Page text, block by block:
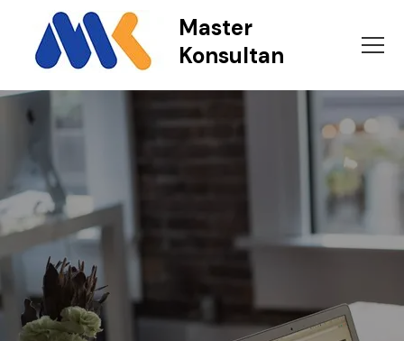
Master
Konsultan